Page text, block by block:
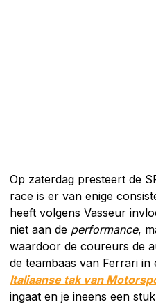
Op zaterdag presteert de
race is er van enige
heeft volgens Vasseur
niet aan de performance,
waardoor de coureurs de
de teambaas van Ferrari in
Italiaanse tak van
ingaat en je ineens een